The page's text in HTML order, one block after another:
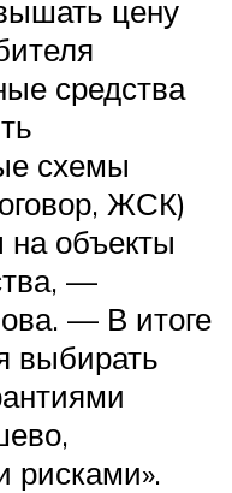
цену
средства
схемы
ЖСК)
объекты
—
— В итоге
выбирать
рисками».